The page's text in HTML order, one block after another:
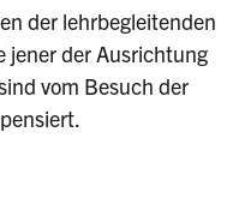
der lehrbegleitenden
jener der Ausrichtung
vom Besuch der